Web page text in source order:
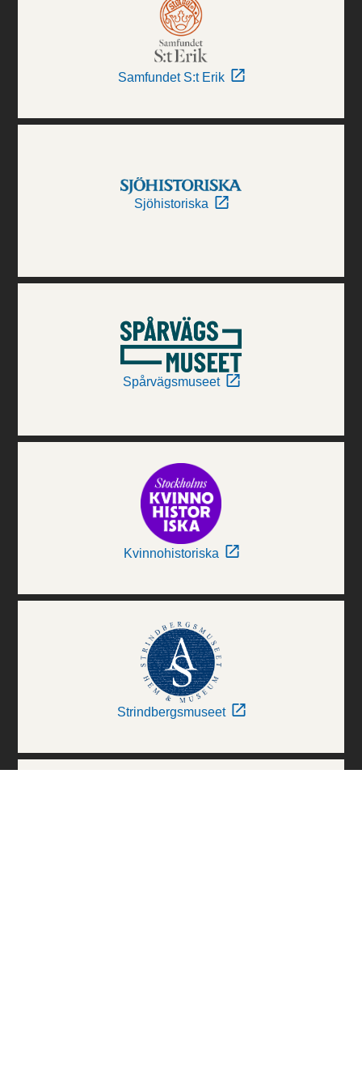
Samfundet S:t Erik
Sjöhistoriska
Spårvägsmuseet
Kvinnohistoriska
Strindbergsmuseet